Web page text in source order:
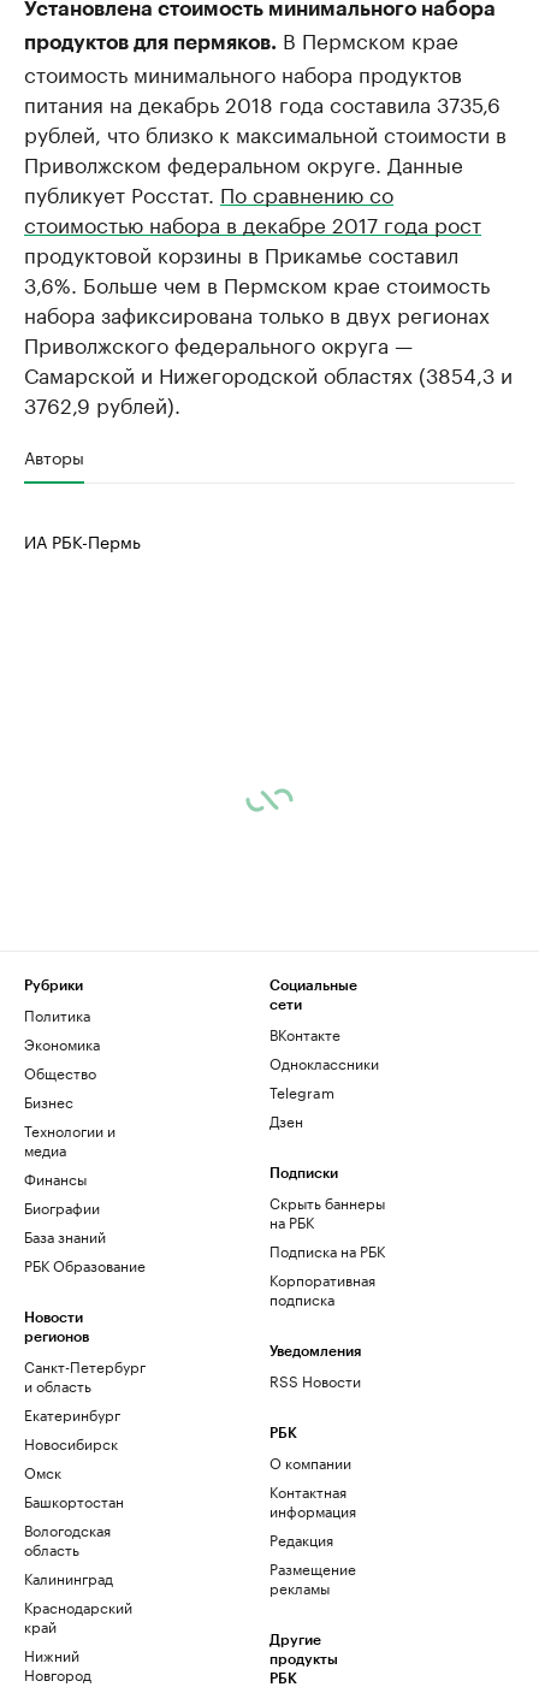
Установлена стоимость минимального набора
продуктов для пермяков. В Пермском крае
стоимость минимального набора продуктов
питания на декабрь 2018 года составила 3735,6
рублей, что близко к максимальной стоимости в
Приволжском федеральном округе. Данные
публикует Росстат. По сравнению со
стоимостью набора в декабре 2017 года рост
продуктовой корзины в Прикамье составил
3,6%. Больше чем в Пермском крае стоимость
набора зафиксирована только в двух регионах
Приволжского федерального округа —
Самарской и Нижегородской областях (3854,3 и
3762,9 рублей).
Авторы
ИА РБК-Пермь
Рубрики
Политика
Экономика
Общество
Бизнес
Технологии и
медиа
Финансы
Биографии
База знаний
РБК Образование
Новости
регионов
Санкт-Петербург
и область
Екатеринбург
Новосибирск
Омск
Башкортостан
Вологодская
область
Калининград
Краснодарский
край
Нижний
Новгород
Социальные
сети
ВКонтакте
Одноклассники
Telegram
Дзен
Подписки
Скрыть баннеры
на РБК
Подписка на РБК
Корпоративная
подписка
Уведомления
RSS Новости
РБК
О компании
Контактная
информация
Редакция
Размещение
рекламы
Другие
продукты
РБК